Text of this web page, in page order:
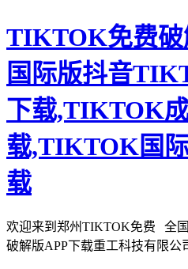
TIKTOK免费破
国际版抖音
下载,TIKTOK
载,TIKTOK国
载
全
欢迎来到郑州TIKTOK免费
破解版APP下载重工科技有限